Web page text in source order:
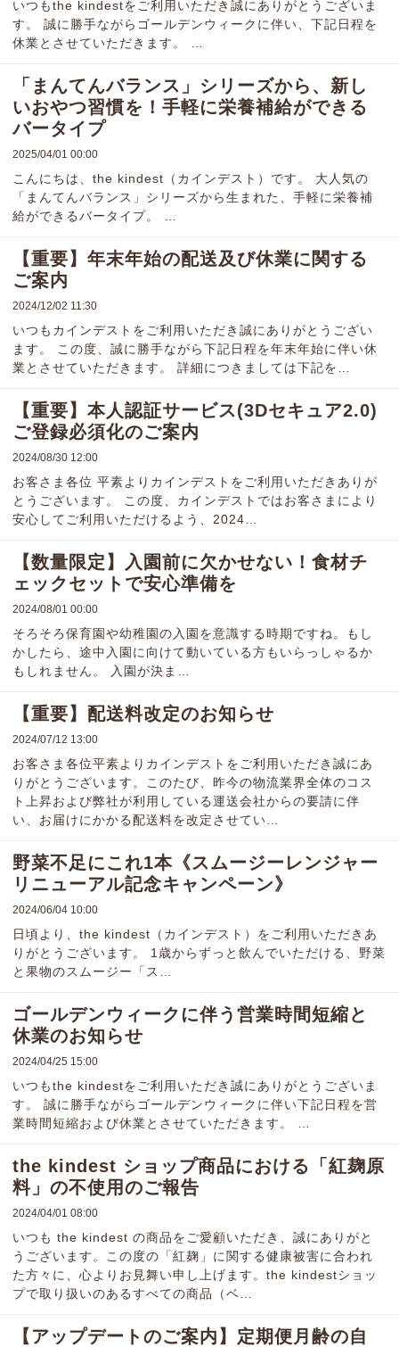
いつもthe kindestをご利用いただき誠にありがとうございま
す。 誠に勝手ながらゴールデンウィークに伴い、下記日程を
休業とさせていただきます。 …
「まんてんバランス」シリーズから、新し
いおやつ習慣を！手軽に栄養補給ができる
バータイプ
2025/04/01 00:00
こんにちは、the kindest（カインデスト）です。 大人気の
「まんてんバランス」シリーズから生まれた、手軽に栄養補
給ができるバータイプ。 …
【重要】年末年始の配送及び休業に関する
ご案内
2024/12/02 11:30
いつもカインデストをご利用いただき誠にありがとうござい
ます。 この度、誠に勝手ながら下記日程を年末年始に伴い休
業とさせていただきます。 詳細につきましては下記を…
【重要】本人認証サービス(3Dセキュア2.0)
ご登録必須化のご案内
2024/08/30 12:00
お客さま各位 平素よりカインデストをご利用いただきありが
とうございます。 この度、カインデストではお客さまにより
安心してご利用いただけるよう、2024…
【数量限定】入園前に欠かせない！食材チ
ェックセットで安心準備を
2024/08/01 00:00
そろそろ保育園や幼稚園の入園を意識する時期ですね。もし
かしたら、途中入園に向けて動いている方もいらっしゃるか
もしれません。 入園が決ま…
【重要】配送料改定のお知らせ
2024/07/12 13:00
お客さま各位平素よりカインデストをご利用いただき誠にあ
りがとうございます。このたび、昨今の物流業界全体のコス
ト上昇および弊社が利用している運送会社からの要請に伴
い、お届けにかかる配送料を改定させてい…
野菜不足にこれ1本《スムージーレンジャー
リニューアル記念キャンペーン》
2024/06/04 10:00
日頃より、the kindest（カインデスト）をご利用いただきあ
りがとうございます。 1歳からずっと飲んでいただける、野菜
と果物のスムージー「ス…
ゴールデンウィークに伴う営業時間短縮と
休業のお知らせ
2024/04/25 15:00
いつもthe kindestをご利用いただき誠にありがとうございま
す。 誠に勝手ながらゴールデンウィークに伴い下記日程を営
業時間短縮および休業とさせていただきます。 …
the kindest ショップ商品における「紅麹原
料」の不使用のご報告
2024/04/01 08:00
いつも the kindest の商品をご愛顧いただき、誠にありがと
うございます。この度の「紅麹」に関する健康被害に合われ
た方々に、心よりお見舞い申し上げます。the kindestショッ
プで取り扱いのあるすべての商品（ベ…
【アップデートのご案内】定期便月齢の自